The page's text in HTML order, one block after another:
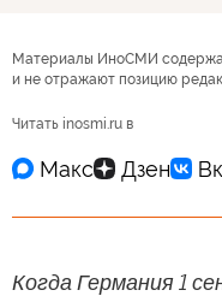
Материалы ИноСМИ
и не отражают позицию
Читать inosmi.ru в
Когда Германия 1